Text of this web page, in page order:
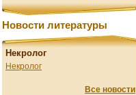
Новости литературы
Некролог
Некролог
Все новости